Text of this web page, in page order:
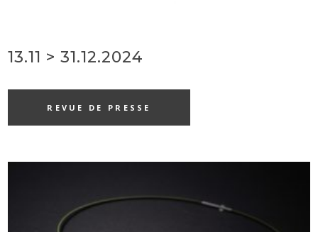
13.11 > 31.12.2024
REVUE DE PRESSE